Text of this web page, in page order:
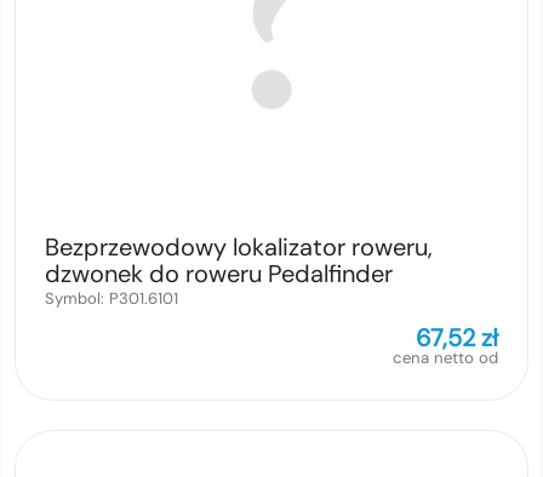
Bezprzewodowy lokalizator roweru,
dzwonek do roweru Pedalfinder
Symbol: P301.6101
67,52zł
cena netto od